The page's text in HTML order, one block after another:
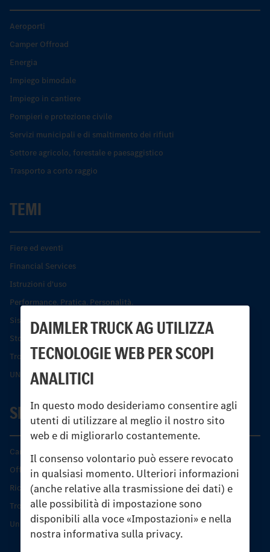
DAIMLER TRUCK AG UTILIZZA
TECNOLOGIE WEB PER SCOPI
ANALITICI
In questo modo desideriamo consentire agli
utenti di utilizzare al meglio il nostro sito
web e di migliorarlo costantemente.
Il consenso volontario può essere revocato
in qualsiasi momento. Ulteriori informazioni
(anche relative alla trasmissione dei dati) e
alle possibilità di impostazione sono
disponibili alla voce «Impostazioni» e nella
nostra informativa sulla privacy.
Aeroporti
Camper Offroad
Energia
Impiego bimodale
Impiego in cantiere
Pompieri e protezione civile
Servizi municipali e di smaltimento dei rifiuti
Settore agricolo, forestale e paesaggistico
Trasporto a corto raggio
TEMI
Fiere ed eventi
Financial Services
Istruzioni d'uso
Performance. Pratica. Personalità.
Sistemi di assistenza alla guida e di sicurezza
Storia dell’Unimog
Trovare un partner
UNI-TOUCH®
SERVIZIO
Caratteristiche di prodotto
Offerta di servizio Unimog
Ricambi originali
Trovare un partner
Unimog Service Days